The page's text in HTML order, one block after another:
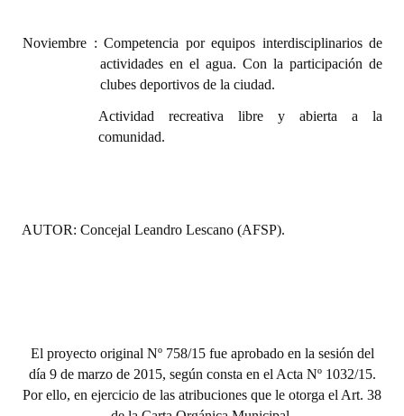
Noviembre : Competencia por equipos interdisciplinarios de
actividades en el agua. Con laparticipación de
clubes deportivos de la ciudad.
Actividad recreativa libre y abierta a la
comunidad.
AUTOR: Concejal Leandro Lescano (AFSP).
El proyecto original Nº 758/15 fue aprobado en la sesión del
día 9 de marzo de 2015, según consta en el Acta Nº 1032/15.
Por ello, en ejercicio de las atribuciones que le otorga el Art. 38